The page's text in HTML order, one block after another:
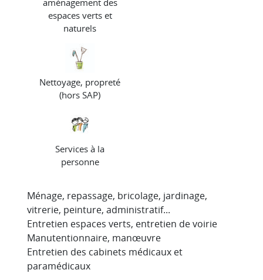
aménagement des
espaces verts et
naturels
Nettoyage, propreté
(hors SAP)
Services à la
personne
Ménage, repassage, bricolage, jardinage,
vitrerie, peinture, administratif...
Entretien espaces verts, entretien de voirie
Manutentionnaire, manœuvre
Entretien des cabinets médicaux et
paramédicaux